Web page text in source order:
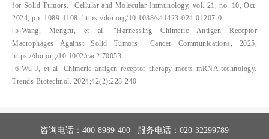
for Solid Tumors." Cellular and Molecular Immunology, vol. 21, no. 10, Oct.
2024, pp. 1089-1108. https://doi.org/10.1038/s41423-024-01207-0.
[5]Wang, Mengru, et al. "Harnessing Chimeric Antigen Receptor
Macrophages Against Solid Tumors." Cancer Communications, 2025,
https://doi.org/10.1002/cac2.70053.
[6]Wu J, et al. Chimeric antigen receptor therapy meets mRNA technology.
Trends Biotechnol. 2024;42(2):228-240.
咨询电话：400-8989-400 | 服务电话： 020-32299789